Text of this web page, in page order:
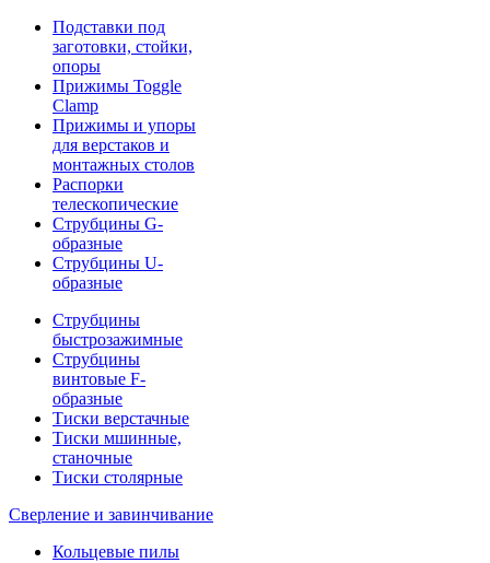
Подставки под
заготовки, стойки,
опоры
Прижимы Toggle
Clamp
Прижимы и упоры
для верстаков и
монтажных столов
Распорки
телескопические
Струбцины G-
образные
Струбцины U-
образные
Струбцины
быстрозажимные
Струбцины
винтовые F-
образные
Тиски верстачные
Тиски мшинные,
станочные
Тиски столярные
Сверление и завинчивание
Кольцевые пилы